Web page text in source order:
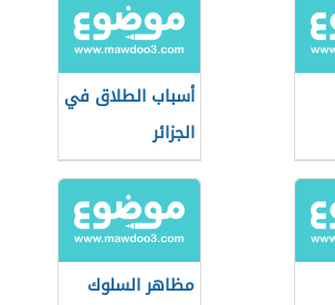
أسباب الطلاق في
الجزائر
مظاهر السلوك